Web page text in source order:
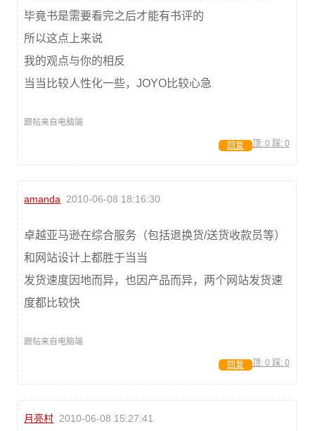
毕竟书是需要看完之后才能有书评的
所以这点上来说
我的观点与你的相反
当当比较人性化一些，JOYO比较心急
跟帖来自电脑端
顶: 0 踩: 0
回复
amanda 2010-06-08 18:16:30
卓越亚马逊在综合服务（包括退换货/送货收款员等）
和网站设计上都胜于当当
发货速度因地而异，也因产品而异，两个网站发货速
度都比较快
跟帖来自电脑端
顶: 0 踩: 0
回复
月亮村 2010-06-08 15:27:41